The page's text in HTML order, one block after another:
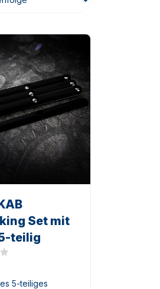
Set mit
teilig
5-teiliges